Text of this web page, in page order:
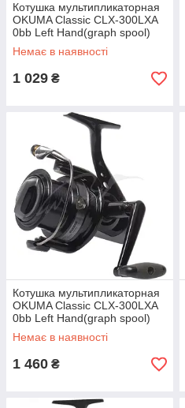
Котушка мультипликаторная
OKUMA Classic CLX-300LXA
0bb Left Hand(graph spool)
Немає в наявності
1 029 ₴
Котушка мультипликаторная
OKUMA Classic CLX-300LXA
0bb Left Hand(graph spool)
Немає в наявності
1 460 ₴